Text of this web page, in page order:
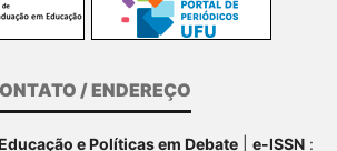
/ ENDEREÇO
e Políticas em Debate| e-ISSN: